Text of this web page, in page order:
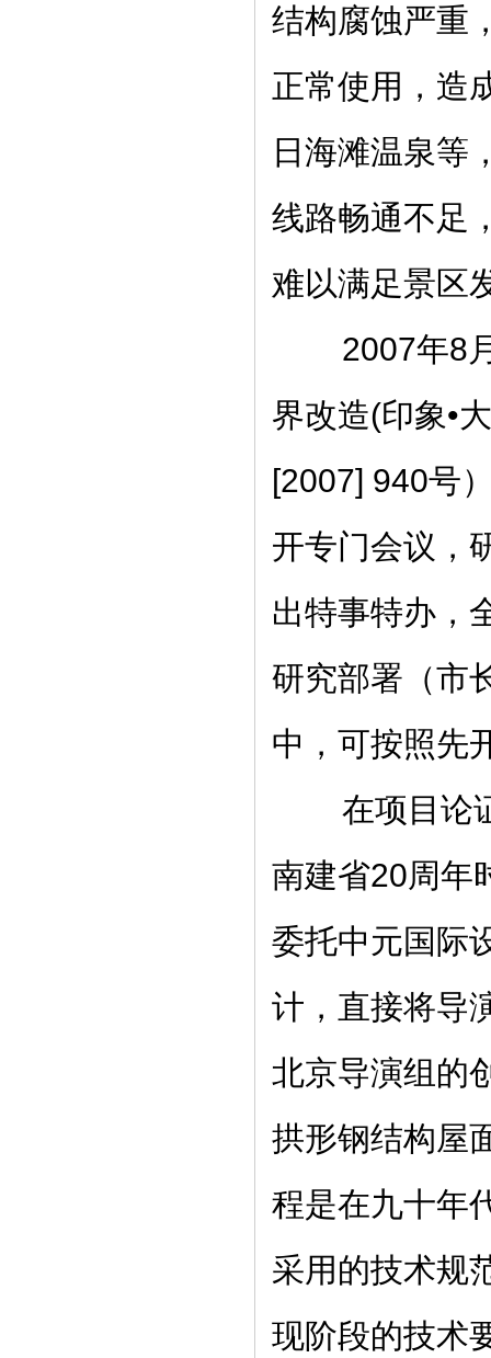
结构腐蚀严重
正常使用，造
日海滩温泉等
线路畅通不足
难以满足景区
2007年8月
界改造(印象•
[2007] 940号
开专门会议，
出特事特办，
研究部署（市
中，可按照先
在项目论证
南建省20周年
委托中元国际
计，直接将导
北京导演组的
拱形钢结构屋
程是在九十年
采用的技术规
现阶段的技术